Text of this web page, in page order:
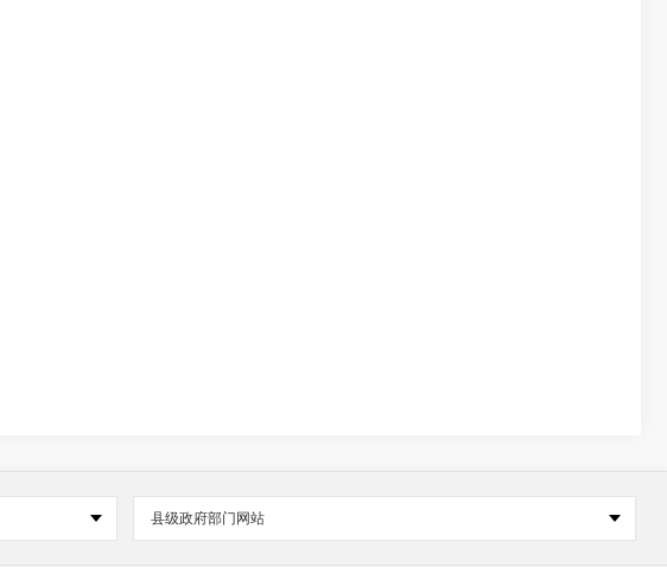
县级政府部门网站